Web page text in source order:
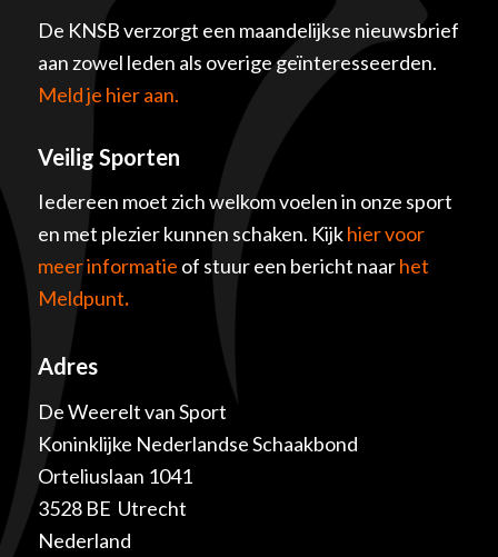
De KNSB verzorgt een maandelijkse nieuwsbrief
aan zowel leden als overige geïnteresseerden.
Meld je hier aan.
Veilig Sporten
Iedereen moet zich welkom voelen in onze sport
en met plezier kunnen schaken. Kijkhier voor
meer informatie of stuur een bericht naarhet
Meldpunt.
Adres
De Weerelt van Sport
Koninklijke Nederlandse Schaakbond
Orteliuslaan 1041
3528 BE Utrecht
Nederland